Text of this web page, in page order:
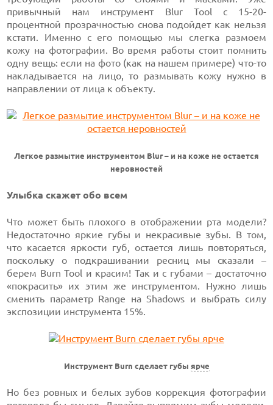
привычный нам инструмент Blur Tool с 15-20-
процентной прозрачностью снова подойдет как нельзя
кстати. Именно с его помощью мы слегка размоем
кожу на фотографии. Во время работы стоит помнить
одну вещь: если на фото (как на нашем примере) что-то
накладывается на лицо, то размывать кожу нужно в
направлении от лица к объекту.
Легкое размытие инструментом Blur – и на коже не остается
неровностей
Улыбка скажет обо всем
Что может быть плохого в отображении рта модели?
Недостаточно яркие губы и некрасивые зубы. В том,
что касается яркости губ, остается лишь повторяться,
поскольку о подкрашивании ресниц мы сказали –
берем Burn Tool и красим! Так и с губами – достаточно
«покрасить» их этим же инструментом. Нужно лишь
сменить параметр Range на Shadows и выбрать силу
экспозиции инструмента 15%.
Инструмент Burn сделает губы ярче
Но без ровных и белых зубов коррекция фотографии